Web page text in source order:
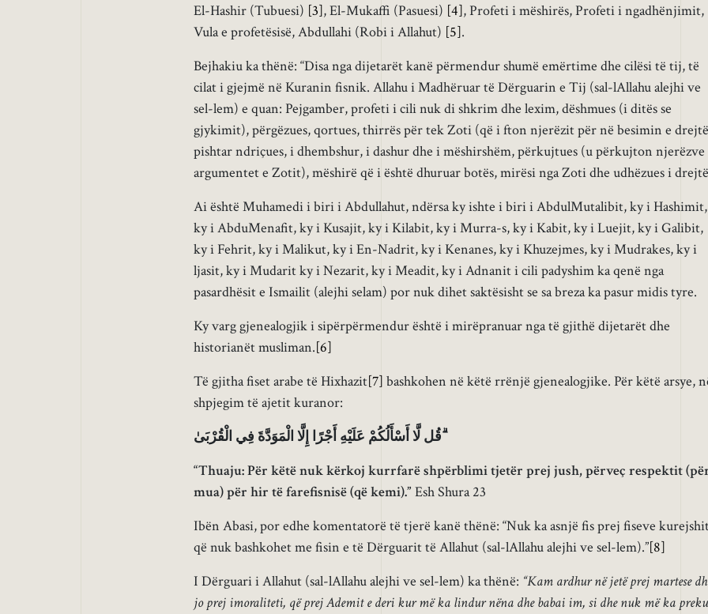
El-Hashir (Tubuesi) [3], El-Mukaffi (Pasuesi) [4], Profeti i mëshirës, Profeti i ngadhënjimit,
Vula e profetësisë, Abdullahi (Robi i Allahut) [5].
Bejhakiu ka thënë: “Disa nga dijetarët kanë përmendur shumë emërtime dhe cilësi të tij, të
cilat i gjejmë në Kuranin fisnik. Allahu i Madhëruar të Dërguarin e Tij (sal-lAllahu alejhi ve
sel-lem) e quan: Pejgamber, profeti i cili nuk di shkrim dhe lexim, dëshmues (i ditës se
gjykimit), përgëzues, qortues, thirrës për tek Zoti (që i fton njerëzit për në besimin e
pishtar ndriçues, i dhembshur, i dashur dhe i mëshirshëm, përkujtues (u përkujton njerëzve
argumentet e Zotit), mëshirë që i është dhuruar botës, mirësi nga Zoti dhe udhëzues i
Ai është Muhamedi i biri i Abdullahut, ndërsa ky ishte i biri i AbdulMutalibit, ky i Hashimit,
ky i AbduMenafit, ky i Kusajit, ky i Kilabit, ky i Murra-s, ky i Kabit, ky i Luejit, ky i Galibit,
ky i Fehrit, ky i Malikut, ky i En-Nadrit, ky i Kenanes, ky i Khuzejmes, ky i Mudrakes, ky i
ljasit, ky i Mudarit ky i Nezarit, ky i Meadit, ky i Adnanit i cili padyshim ka qenë nga
pasardhësit e Ismailit (alejhi selam) por nuk dihet saktësisht se sa breza ka pasur midis tyre.
Ky varg gjenealogjik i sipërpërmendur është i mirëpranuar nga të gjithë dijetarët dhe
historianët musliman.[6]
Të gjitha fiset arabe të Hixhazit[7] bashkohen në këtë rrënjë gjenealogjike. Për këtë arsye,
shpjegim të ajetit kuranor:
قُل لَّا أَسْأَلُكُمْ عَلَيْهِ أَجْرًا إِلَّا الْمَوَدَّةَ فِي الْقُرْبَىٰ ۗ
“Thuaju: Për këtë nuk kërkoj kurrfarë shpërblimi tjetër prej jush, përveç respektit
mua) për hir të farefisnisë (që kemi).” Esh Shura 23
Ibën Abasi, por edhe komentatorë të tjerë kanë thënë: “Nuk ka asnjë fis prej fiseve
që nuk bashkohet me fisin e të Dërguarit të Allahut (sal-lAllahu alejhi ve sel-lem).”[8]
I Dërguari i Allahut (sal-lAllahu alejhi ve sel-lem) ka thënë: “Kam ardhur në jetë prej martese
jo prej imoraliteti, që prej Ademit e deri kur më ka lindur nëna dhe babai im, si dhe nuk më ka